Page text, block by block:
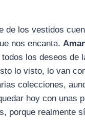
de los vestidos
nos encanta.
los deseos de
lo visto, lo van
colecciones,
hoy con unas
porque realmente